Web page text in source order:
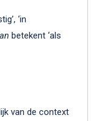
‘in
betekent ‘als
van de context